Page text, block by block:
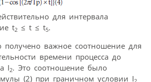
для интервала
t2 ≤ t ≤ t5.
получено важное соотношение для
времени процесса до
I2. Это соотношение было
(2) при граничном условии I